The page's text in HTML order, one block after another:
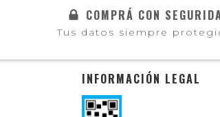
COMPRÁ CON
Tus datos siempre
INFORMACIÓN LEGAL